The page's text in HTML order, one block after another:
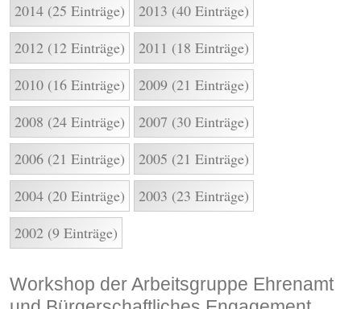
2014 (25 Einträge)
2013 (40 Einträge)
2012 (12 Einträge)
2011 (18 Einträge)
2010 (16 Einträge)
2009 (21 Einträge)
2008 (24 Einträge)
2007 (30 Einträge)
2006 (21 Einträge)
2005 (21 Einträge)
2004 (20 Einträge)
2003 (23 Einträge)
2002 (9 Einträge)
Workshop der Arbeitsgruppe Ehrenamt